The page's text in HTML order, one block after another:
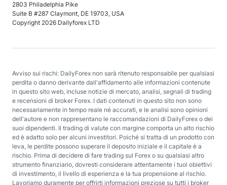
2803 Philadelphia Pike
Suite B #287 Claymont, DE 19703, USA
Copyright 2026 Dailyforex LTD
Avviso sui rischi: DailyForex non sarà ritenuto responsabile per qualsiasi
perdita o danno derivante dall'affidamento alle informazioni contenute
in questo sito web, incluse notizie di mercato, analisi, segnali di trading
e recensioni di broker Forex. I dati contenuti in questo sito non sono
necessariamente in tempo reale né accurati, e le analisi sono opinioni
dell'autore e non rappresentano le raccomandazioni di DailyForex o dei
suoi dipendenti. Il trading di valute con margine comporta un alto rischio
ed è adatto solo per alcuni investitori. Poiché si tratta di un prodotto con
leva, le perdite possono superare il deposito iniziale e il capitale è a
rischio. Prima di decidere di fare trading sul Forex o su qualsiasi altro
strumento finanziario, dovresti considerare attentamente i tuoi obiettivi
di investimento, il livello di esperienza e la tua propensione al rischio.
Lavoriamo duramente per offrirti informazioni preziose su tutti i broker